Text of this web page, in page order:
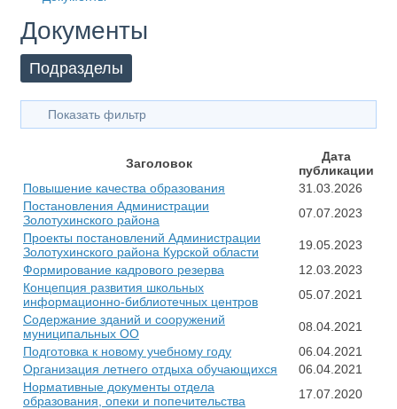
Документы
Подразделы
Показать фильтр
Заголовок
Дата
публикации
Повышение качества образования
31.03.2026
Постановления Администрации
Золотухинского района
07.07.2023
Проекты постановлений Администрации
Золотухинского района Курской области
19.05.2023
Формирование кадрового резерва
12.03.2023
Концепция развития школьных
информационно-библиотечных центров
05.07.2021
Содержание зданий и сооружений
муниципальных ОО
08.04.2021
Подготовка к новому учебному году
06.04.2021
Организация летнего отдыха обучающихся
06.04.2021
Нормативные документы отдела
образования, опеки и попечительства
17.07.2020